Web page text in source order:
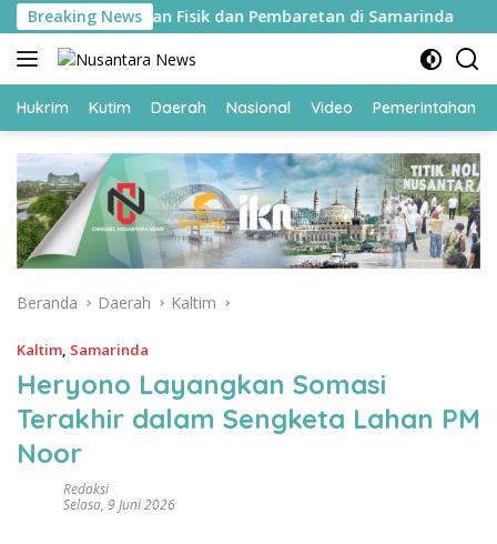
Langsung
ke
konten
Breaking News
Pembinaan Fisik dan Pembaretan di Samarinda
Hukrim Kutim Daerah Nasional Video Pemerintahan
Beranda Daerah Kaltim
Kaltim, Samarinda
Heryono Layangkan Somasi
Terakhir dalam Sengketa Lahan PM
Noor
Redaksi
Selasa, 9 Juni 2026